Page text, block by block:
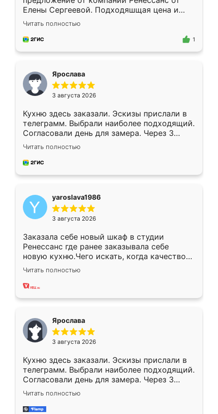
Елены Сергеевой. Подходяшщая цена и
короткие сроки изготовления. Приехавший
для замера сотрудник Владислав
предложил по моему эскизу самый
Читать полностью
1
Ярослава
3 августа 2026
Кухню здесь заказали. Эскизы прислали в
телеграмм. Выбрали наиболее подходящий.
Согласовали день для замера. Через 3
недели кухня была уже готова. Остались
довольны работой. Спасибо Ренессанс
мебель за качественную работу!
Читать полностью
yaroslava1986
3 августа 2026
Заказала себе новый шкаф в студии
Ренессанс где ранее заказывала себе
новую кухню.Чего искать, когда качеством
вполне довольна. Служит кухня уже почти
два года, нареканий нет.
Читать полностью
Ярослава
3 августа 2026
Кухню здесь заказали. Эскизы прислали в
телеграмм. Выбрали наиболее подходящий.
Согласовали день для замера. Через 3
недели кухня была уже готова. Остались
довольны работой. Спасибо Ренессанс
мебель за качественную работу!
Читать полностью